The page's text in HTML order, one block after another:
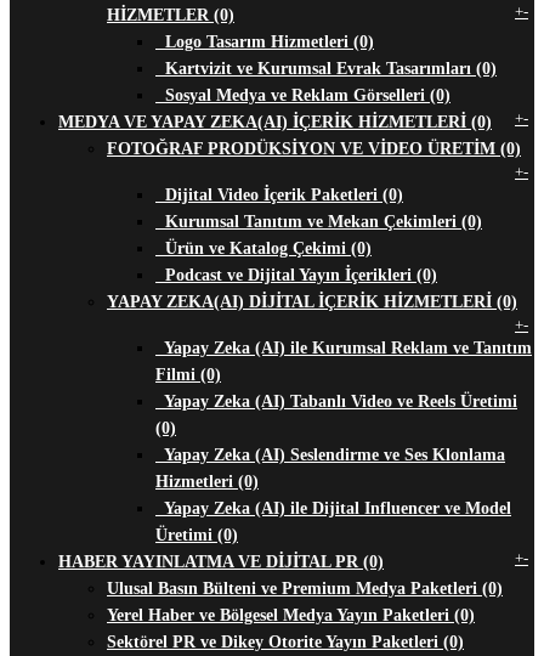
HİZMETLER (0)
+-
Logo Tasarım Hizmetleri (0)
Kartvizit ve Kurumsal Evrak Tasarımları (0)
Sosyal Medya ve Reklam Görselleri (0)
MEDYA VE YAPAY ZEKA(AI) İÇERİK HİZMETLERİ (0)
+-
FOTOĞRAF PRODÜKSİYON VE VİDEO ÜRETİM (0)
+-
Dijital Video İçerik Paketleri (0)
Kurumsal Tanıtım ve Mekan Çekimleri (0)
Ürün ve Katalog Çekimi (0)
Podcast ve Dijital Yayın İçerikleri (0)
YAPAY ZEKA(AI) DİJİTAL İÇERİK HİZMETLERİ (0)
+-
Yapay Zeka (AI) ile Kurumsal Reklam ve Tanıtım
Filmi (0)
Yapay Zeka (AI) Tabanlı Video ve Reels Üretimi
(0)
Yapay Zeka (AI) Seslendirme ve Ses Klonlama
Hizmetleri (0)
Yapay Zeka (AI) ile Dijital Influencer ve Model
Üretimi (0)
HABER YAYINLATMA VE DİJİTAL PR (0)
+-
Ulusal Basın Bülteni ve Premium Medya Paketleri (0)
Yerel Haber ve Bölgesel Medya Yayın Paketleri (0)
Sektörel PR ve Dikey Otorite Yayın Paketleri (0)